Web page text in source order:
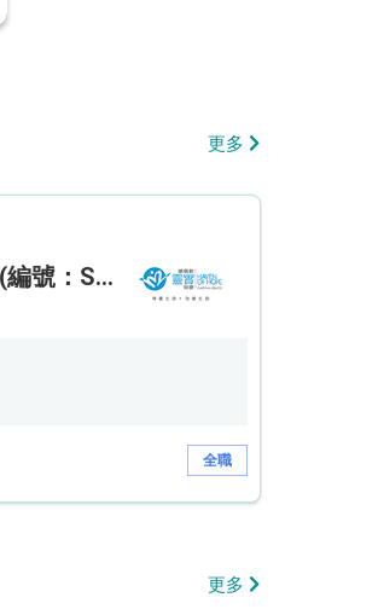
更多
高級技工/技工 (編號：SSO/FM/A/CTE)
全職
更多